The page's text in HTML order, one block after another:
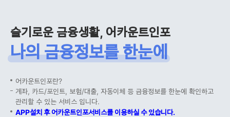
슬기로운 금융생활, 어카운트인포
나의 금융정보를 한눈에
어카운트인포란?
계좌, 카드/포인트, 보험/대출, 자동이체 등 금융정보를 한눈에 확인하고
관리할 수 있는 서비스 입니다.
APP설치 후 어카운트인포서비스를 이용하실 수 있습니다.